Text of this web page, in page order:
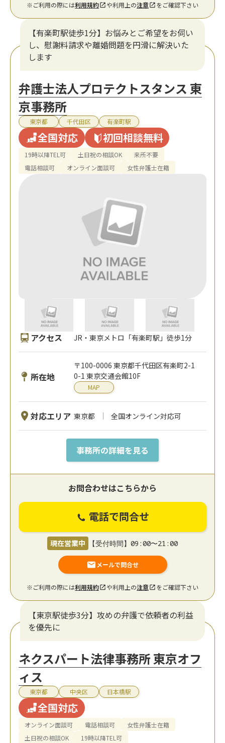
※ご利用の際には利用規約 や利用上の注意 をご確認下さい
【有楽町駅徒歩1分】お悩みとご希望をお伺い
し、慰謝料請求や離婚問題を円滑に解決いた
します
弁護士法人プロテクトスタンス 東
京事務所
東京都 千代田区 有楽町駅
全国対応 初回相談無料
19時以降TEL可 土日祝の相談OK
来所不要
電話相談可
オンライン面談可 女性弁護士在籍
アクセス JR・東京メトロ「有楽町駅」徒歩1分
所在地
〒100-0006 東京都千代田区有楽町2-1
0-1 東京交通会館10F
MAP
対応エリア 東京都 全国オンライン対応可
事務所の詳細を見る
お問合わせはこちらから
電話で問合せ
現在営業中 【受付時間】09:00〜21:00
メールで問合せ
※ご利用の際には利用規約 や利用上の注意 をご確認下さい
【東京駅徒歩3分】攻めの弁護で依頼者の利益
を優先に
ネクスパート法律事務所 東京オフ
ィス
東京都 中央区 日本橋駅
全国対応
オンライン面談可 電話相談可
女性弁護士在籍
土日祝の相談OK
19時以降TEL可